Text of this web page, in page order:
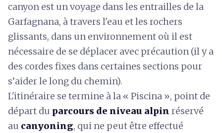
canyon est un voyage dans les entrailles de la
Garfagnana, à travers l'eau et les rochers
glissants, dans un environnement où il est
nécessaire de se déplacer avec précaution (il y a
des cordes fixes dans certaines sections pour
s’aider le long du chemin).
L'itinéraire se termine à la « Piscina », point de
départ du parcours de niveau alpin réservé
au canyoning, qui ne peut être effectué